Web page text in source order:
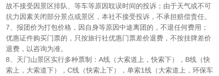
故不接受因景区排队、等车等原因耽误时间的投诉；由于天气或不可
抗力因素关闭部分景点或景区，本社不接受投诉，不承担赔偿责任。
7、报团价为打包价格，因自身等原因中途离团的，不退任何费用；
优惠证件购买门票的，只按旅行社优惠门票差价退费，不按挂牌差价
退费，以咨询为准。
8、天门山景区实行多种票制：A线（大索道上，快索下），B线（快
索上，大索道下），C线（快索上下），单索1线（大索道上，环保车